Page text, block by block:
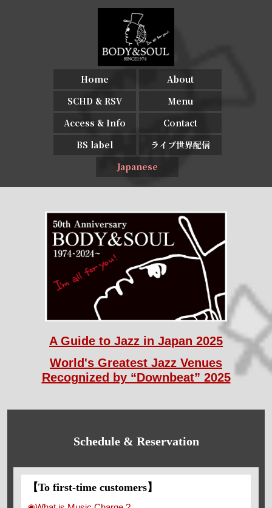
Home
About
SCHD & RSV
Menu
Access & Info
Contact
BS label
ライブ世界配信
Japanese
A Guide to Jazz in Japan 2025
World's Greatest Jazz Venues
Recognized by “Downbeat” 2025
Schedule & Reservation
【To first-time customers】